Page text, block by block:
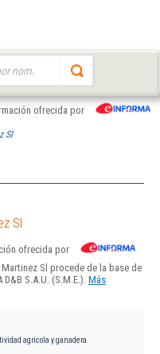
ofrecida por
Sl
Sl
ofrecida por
Sl procede de la base de
S.A.U. (S.M.E.). Más
agricola y ganadera.